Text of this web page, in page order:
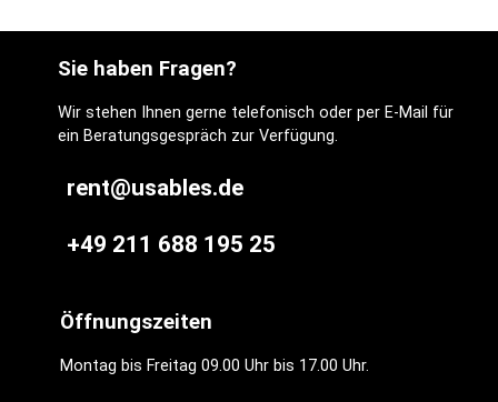
Sie haben Fragen?
Wir stehen Ihnen gerne telefonisch oder per E-Mail für
ein Beratungsgespräch zur Verfügung.
rent@usables.de
+49 211 688 195 25
Öffnungszeiten
Montag bis Freitag 09.00 Uhr bis 17.00 Uhr.